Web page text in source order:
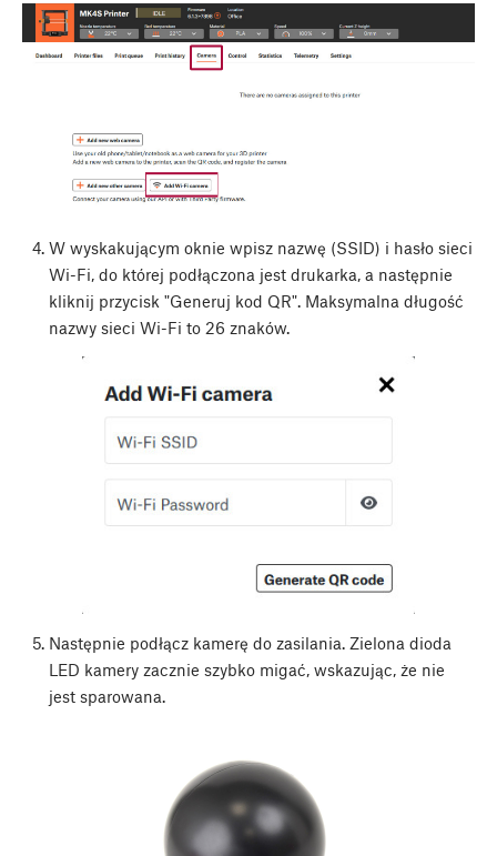
W wyskakującym oknie wpisz nazwę (SSID) i hasło sieci
Wi-Fi, do której podłączona jest drukarka, a następnie
kliknij przycisk "Generuj kod QR". Maksymalna długość
nazwy sieci Wi-Fi to 26 znaków.
Następnie podłącz kamerę do zasilania. Zielona dioda
LED kamery zacznie szybko migać, wskazując, że nie
jest sparowana.